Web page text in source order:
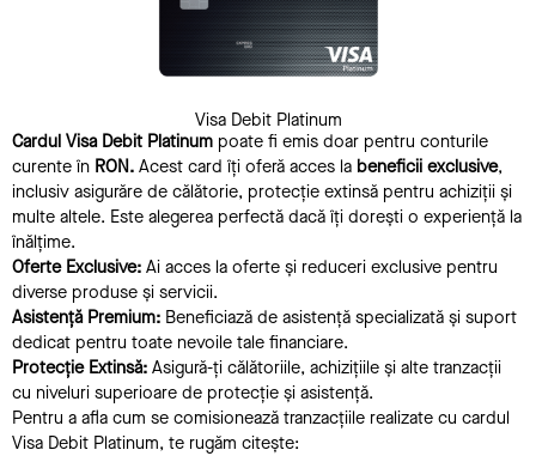
Visa Debit Platinum
Cardul Visa Debit Platinum poate fi emis doar pentru conturile
curente în RON. Acest card îți oferă acces la beneficii exclusive,
inclusiv asigurăre de călătorie, protecție extinsă pentru achiziții și
multe altele. Este alegerea perfectă dacă îți dorești o experiență la
înălțime.
Oferte Exclusive: Ai acces la oferte și reduceri exclusive pentru
diverse produse și servicii.
Asistență Premium: Beneficiază de asistență specializată și suport
dedicat pentru toate nevoile tale financiare.
Protecție Extinsă: Asigură-ți călătoriile, achizițiile și alte tranzacții
cu niveluri superioare de protecție și asistență.
Pentru a afla cum se comisionează tranzacțiile realizate cu cardul
Visa Debit Platinum, te rugăm citește: